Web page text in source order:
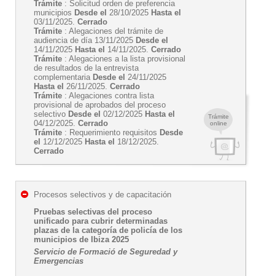
Trámite
online
Trámite : Solicitud orden de preferencia
municipios Desde el 28/10/2025 Hasta el
03/11/2025. Cerrado
Trámite : Alegaciones del trámite de
audiencia de día 13/11/2025 Desde el
14/11/2025 Hasta el 14/11/2025. Cerrado
Trámite : Alegaciones a la lista provisional
de resultados de la entrevista
complementaria Desde el 24/11/2025
Hasta el 26/11/2025. Cerrado
Trámite : Alegaciones contra lista
provisional de aprobados del proceso
selectivo Desde el 02/12/2025 Hasta el
04/12/2025. Cerrado
Trámite : Requerimiento requisitos Desde
el 12/12/2025 Hasta el 18/12/2025.
Cerrado
Procesos selectivos y de capacitación
Pruebas selectivas del proceso
unificado para cubrir determinadas
plazas de la categoría de policía de los
municipios de Ibiza 2025
Servicio de Formació de Seguredad y
Emergencias